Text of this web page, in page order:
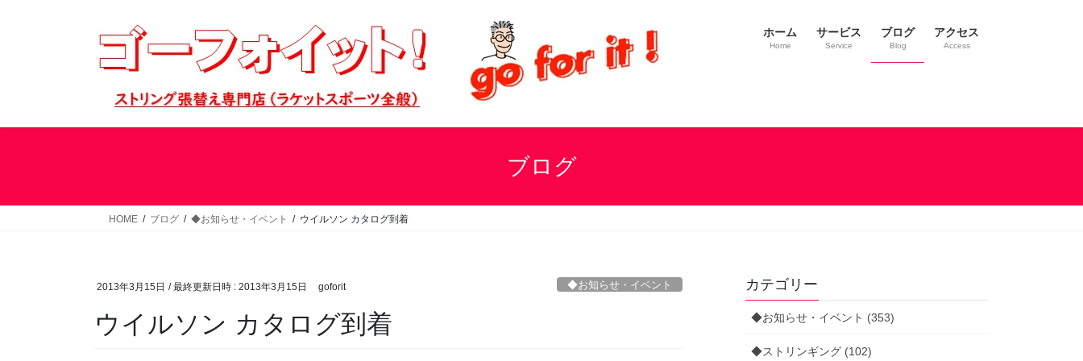
ス
ン
ホーム
Home
サービス
Service
ブログ
Blog
アクセス
Access
ブログ
HOME ブログ ◆お知らせ・イベント ウイルソン カタログ到着
2013年3月15日 / 最終更新日時 : 2013年3月15日 goforit ◆お知らせ・イベント
ウイルソン カタログ到着
カテゴリー
◆お知らせ・イベント (353)
◆ストリンギング (102)